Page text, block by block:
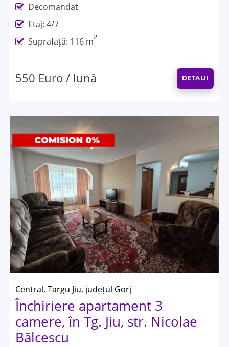
Decomandat
Etaj: 4/7
Suprafață: 116 m2
550 Euro / lună DETALII
Central, Targu Jiu, județul Gorj
Închiriere apartament 3
camere, în Tg. Jiu, str. Nicolae
Bălcescu